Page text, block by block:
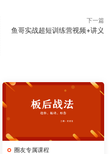
下一篇
鱼哥实战超短训练营视频+讲义
圈友专属课程